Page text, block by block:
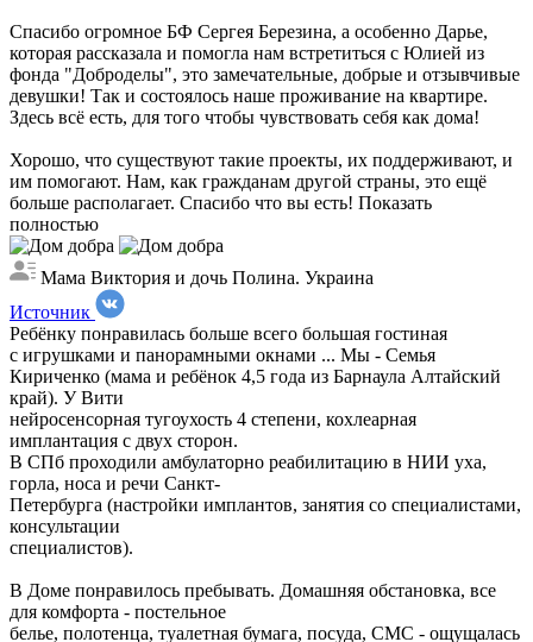
Спасибо огромное БФ Сергея Березина, а особенно Дарье,
которая рассказала и помогла нам встретиться с Юлией из
фонда "Доброделы", это замечательные, добрые и отзывчивые
девушки! Так и состоялось наше проживание на квартире.
Здесь всё есть, для того чтобы чувствовать себя как дома!
Хорошо, что существуют такие проекты, их поддерживают, и
им помогают. Нам, как гражданам другой страны, это ещё
больше располагает. Спасибо что вы есть! Показать
полностью
Мама Виктория и дочь Полина. Украина
Источник
Ребёнку понравилась больше всего большая гостиная
с игрушками и панорамными окнами ... Мы - Семья
Кириченко (мама и ребёнок 4,5 года из Барнаула Алтайский
край). У Вити
нейросенсорная тугоухость 4 степени, кохлеарная
имплантация с двух сторон.
В СПб проходили амбулаторно реабилитацию в НИИ уха,
горла, носа и речи Санкт-
Петербурга (настройки имплантов, занятия со специалистами,
консультации
специалистов).
В Доме понравилось пребывать. Домашняя обстановка, все
для комфорта - постельное
белье, полотенца, туалетная бумага, посуда, СМС - ощущалась